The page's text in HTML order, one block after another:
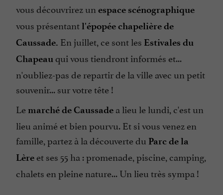
vous découvrirez un espace scénographique
vous présentantl'épopée chapelière de
Caussade. En juillet, ce sont les Estivales du
Chapeauqui vous tiendront informés et...
n'oubliez-pas de repartir de la ville avec un petit
souvenir... sur votre tête !
Le marché de Caussade a lieu le lundi, c'est un
lieu animé et bien pourvu. Et si vous venez en
famille, partez à la découverte du Parc de la
Lère et ses 55 ha : promenade, piscine, camping,
chalets en pleine nature... Un lieu très sympa !